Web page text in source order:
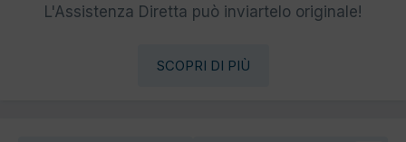
L'Assistenza Diretta può inviartelo originale!
SCOPRI DI PIÙ